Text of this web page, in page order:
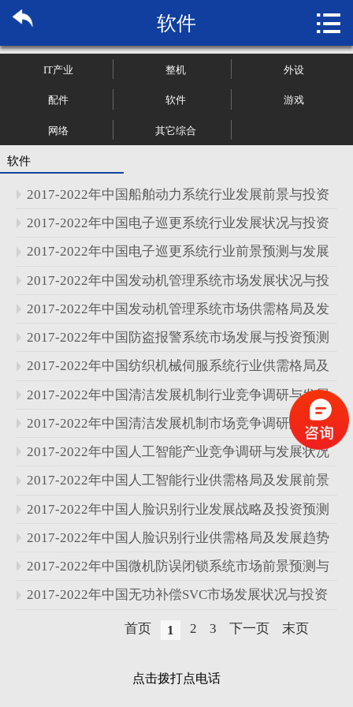
关于博纳
管理咨询
大数据
新闻资讯
加入我们
软件 
IT产业 整机 外设
配件 软件 游戏
网络 其它综合
软件
2017-2022年中国船舶动力系统行业发展前景与投资
战略研究报告
2017-2022年中国电子巡更系统行业发展状况与投资
预测分析报告
2017-2022年中国电子巡更系统行业前景预测与发展
状况分析报告
2017-2022年中国发动机管理系统市场发展状况与投
资预测分析报告
2017-2022年中国发动机管理系统市场供需格局及发
展趋势分析报告
2017-2022年中国防盗报警系统市场发展与投资预测
分析报告
2017-2022年中国纺织机械伺服系统行业供需格局及
发展趋势分析报告
2017-2022年中国清洁发展机制行业竞争调研与发展
战略分析报告
2017-2022年中国清洁发展机制市场竞争调研及发展
前景分析报告
2017-2022年中国人工智能产业竞争调研与发展状况
分析报告
2017-2022年中国人工智能行业供需格局及发展前景
分析报告
2017-2022年中国人脸识别行业发展战略及投资预测
分析报告
2017-2022年中国人脸识别行业供需格局及发展趋势
分析报告
2017-2022年中国微机防误闭锁系统市场前景预测与
发展战略分析报告
2017-2022年中国无功补偿SVC市场发展状况与投资
首页 1 2 3 下一页 末页
点击拨打点电话